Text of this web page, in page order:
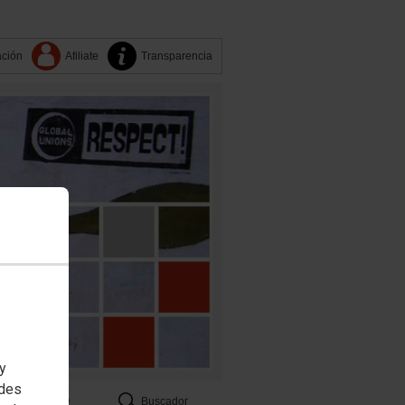
Afiliate Transparencia
CCOO
Buscador